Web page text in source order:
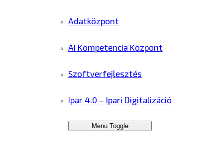
Adatközpont
AI Kompetencia Központ
Szoftverfejlesztés
Ipar 4.0 – Ipari Digitalizáció
Menu Toggle